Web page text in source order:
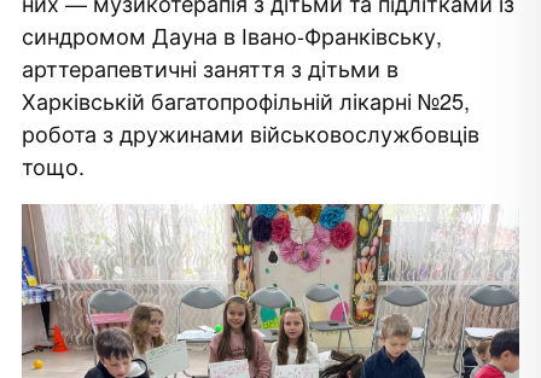
синдромом Дауна в Івано-Франківську,
арттерапевтичні заняття з дітьми в
Харківській багатопрофільній лікарні №25,
робота з дружинами військовослужбовців
тощо.